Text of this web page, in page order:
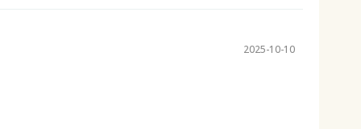
2025-10-10